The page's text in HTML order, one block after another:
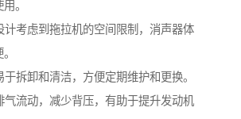
。
计考虑到拖拉机的空间限制，消声器体
拆卸和清洁，方便定期维护和更换。
气流动，减少背压，有助于提升发动机